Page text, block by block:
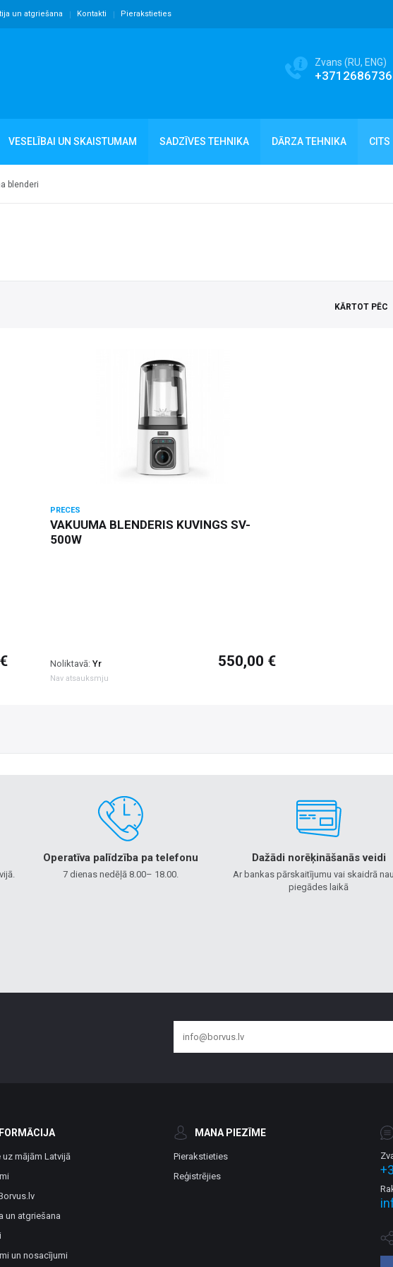
un atgriešana Kontakti Pierakstieties
Zvans (RU, ENG)
VESELĪBAI UN SKAISTUMAM SADZĪVES TEHNIKA DĀRZA TEHNIKA CITS
blenderi
KĀRTOT PĒC
PRECES
VAKUUMA BLENDERIS KUVINGS SV-
500W
Noliktavā: Yr
Nav atsauksmju
550,00 €
Operatīva palīdzība pa telefonu
7 dienas nedēļā 8.00– 18.00.
Dažādi norēķināšanās veidi
Ar bankas pārskaitījumu vai skaidrā
piegādes laikā
uz mājām Latvijā
un atgriešana
un nosacījumi
MANA PIEZĪME
Pierakstieties
Reģistrējies